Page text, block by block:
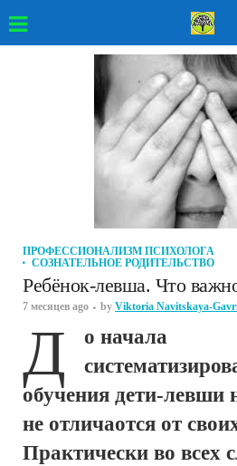
ПРОФЕССИОНАЛИЗМ ПСИХОЛОГА
СОЗНАТЕЛЬНОЕ РОДИТЕЛЬСТВО
Ребёнок-левша. Что
7 месяцев ago by Viktoria Navitskaya-
Д
о начала
обучения дети-левши
не отличаотся от
Практически во всех